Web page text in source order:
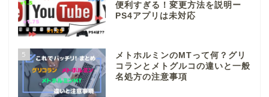
便利すぎる！変更方法を説明ー
PS4アプリは未対応
5
メトホルミンのMTって何？グリ
コランとメトグルコの違いと一般
名処方の注意事項